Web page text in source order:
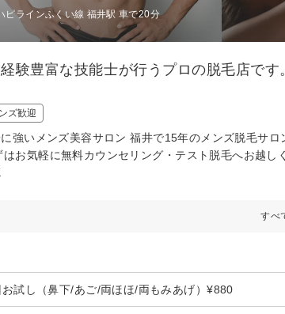
ピラインふくい線 福井駅 車で20分
験豊富な技能士が行うプロの脱毛店で
ズ歓迎
強いメンズ美容サロン 福井で15年のメンズ脱毛サ
お気軽に無料カウンセリング・テスト脱毛へお越し
すべ
お試し（鼻下/あご/両ほほ/両もみあげ）¥880